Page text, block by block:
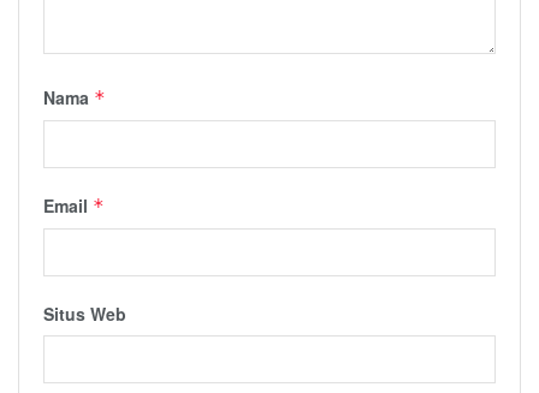
Nama *
Email *
Situs Web